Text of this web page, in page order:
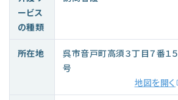
ービス
の種類
所在地
呉市音戸町高須３丁目７番１５
号
地図を開く